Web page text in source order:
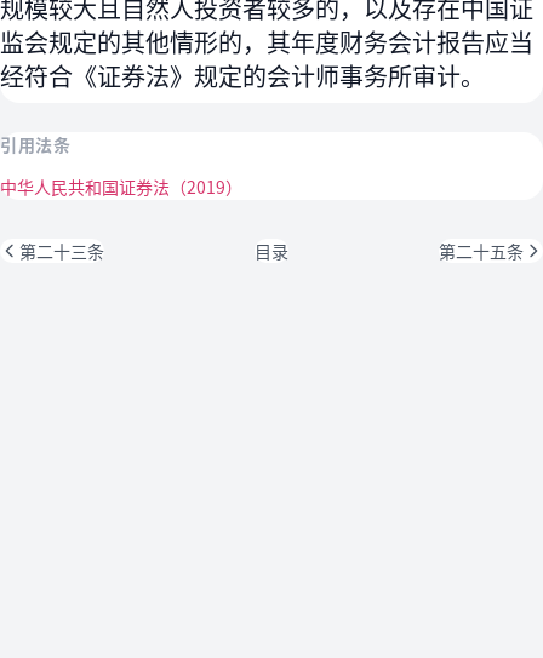
规模较大且自然人投资者较多的，以及存在中国证
监会规定的其他情形的，其年度财务会计报告应当
经符合《证券法》规定的会计师事务所审计。
引用法条
中华人民共和国证券法（2019）
第二十三条 目录 第二十五条